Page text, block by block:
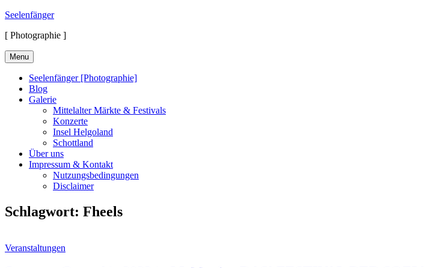
Skip
content
Seelenfänger
[ Photographie ]
Menu
Seelenfänger [Photographie]
Blog
Galerie
Mittelalter Märkte & Festivals
Konzerte
Insel Helgoland
Schottland
Über uns
Impressum & Kontakt
Nutzungsbedingungen
Disclaimer
Schlagwort: Fheels
Cat
Veranstaltungen